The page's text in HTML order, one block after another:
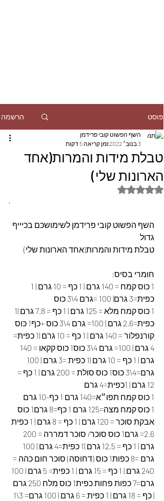
פוסט הרשמה
טבלת מידות והמרות(אחד
הארונות שלי)
השף הפשוט קובי פרידמן
3 בנוב׳ 2022
זמן קריאה 5 דקות
דירוג של NaN מתוך 5 כוכבים
·
השף הפשוט קובי פרידמן לשימושכם בכיייף
גדול
טבלת מידות והמרות(אחד הארונות שלי)
חומרי בסיס:
כפית=3 גרם| 100 =גרם 4\3 כוס
כפית=2.6 גרם | 100= גרם 4\3 כוס +כף1 כוס
קורנפלור = 140 גרם | 1 כף = 10 גרם |1 כפית=
גרם=4\3 כוס1 כוס סולת = 200 גרם | 1 כף =
12 גרם | 1כפית=4 גרם
1 כוס קמח תפו״א=140 גרם 1 כף-10 גרם
1 כוס קמח מצה=125 גרם 1 כף=8 גרם1 כוס
אבקת סוכר = 120 גרם | 1 כף = 8 גרם | 1 כפית
גרם =8 כפות1 כוס (דחוסה) סוכר חום כהה =
גרם=7 כפות פחות כפית1 כוס מלח 250 גרם